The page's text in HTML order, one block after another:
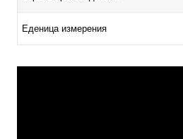
Еденица измерения